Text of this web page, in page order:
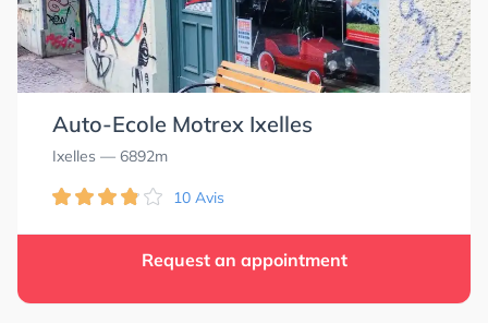
Auto-Ecole Motrex Ixelles
Ixelles — 6892m
10 Avis
Request an appointment
2.0
2.0